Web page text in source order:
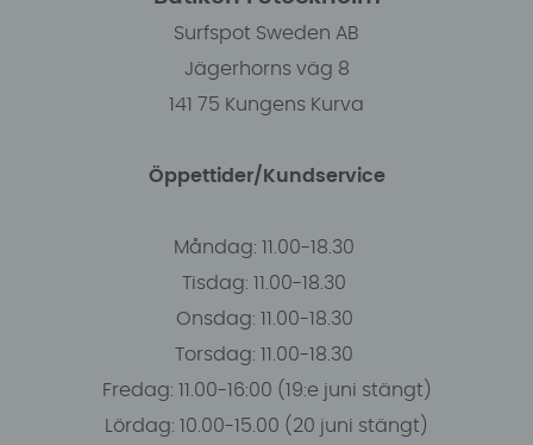
Surfspot Sweden AB
Jägerhorns väg 8
141 75 Kungens Kurva
Öppettider/Kundservice
Måndag: 11.00-18.30
Tisdag: 11.00-18.30
Onsdag: 11.00-18.30
Torsdag: 11.00-18.30
Fredag: 11.00-16:00 (19:e juni stängt)
Lördag: 10.00-15.00 (20 juni stängt)